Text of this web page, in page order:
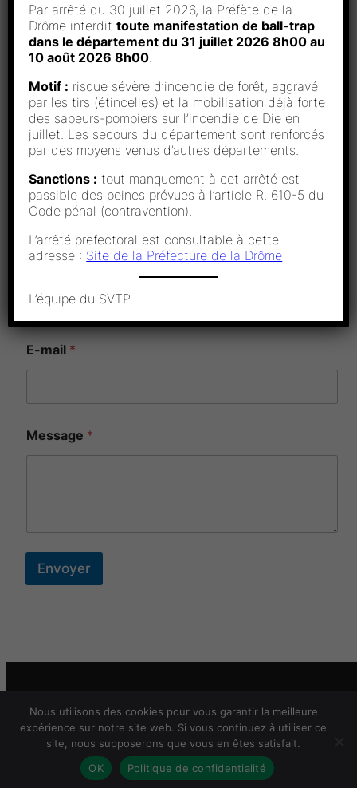
Adresse :2, Chemin des Gours ,26600 PONT DE
L’ISÈRE
Téléphone : 04 75 84 56 73
N° de téléphone du Président : 07 83 83 39 00
N° de téléphone de la Co-Présidente : 04 75 71 07
93
Nom Prénom*
*
m
i
l
P
r
n
m
Numero de téléphone*
E-mail *
Message *
Envoyer
Stade Valentinois de Tir aux Plateaux – 2026
Mentions légales
Par arrêté du 30 juillet 2026, la Préfète de la
Drôme interdittoute manifestation de ball-trap
dans le département du 31 juillet 2026 8h00 au
10 août 2026 8h00.
Motif : risque sévère d’incendie de forêt, aggravé
par les tirs (étincelles) et la mobilisation déjà forte
des sapeurs-pompiers sur l’incendie de Die en
juillet. Les secours du département sont renforcés
par des moyens venus d’autres départements.
Sanctions : tout manquement à cet arrêté est
passible des peines prévues à l’article R. 610-5 du
Code pénal (contravention).
L’arrêté prefectoral est consultable à cette
adresse : Site de la Préfecture de la Drôme
L’équipe du SVTP.
Nous utilisons des cookies pour vous garantir la meilleure
expérience sur notre site web. Si vous continuez à utiliser ce
site, nous supposerons que vous en êtes satisfait.
OK
Politique de confidentialité